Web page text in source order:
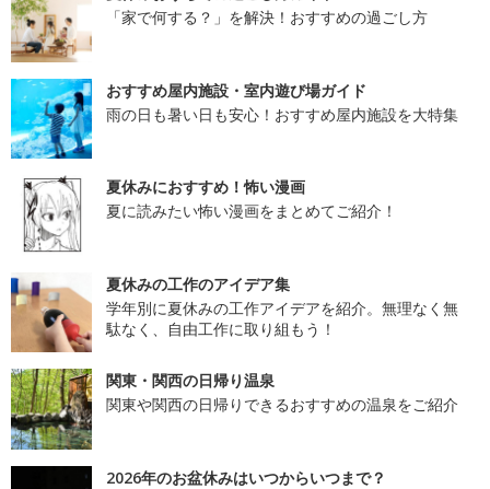
「家で何する？」を解決！おすすめの過ごし方
おすすめ屋内施設・室内遊び場ガイド
雨の日も暑い日も安心！おすすめ屋内施設を大特集
夏休みにおすすめ！怖い漫画
夏に読みたい怖い漫画をまとめてご紹介！
夏休みの工作のアイデア集
学年別に夏休みの工作アイデアを紹介。無理なく無
駄なく、自由工作に取り組もう！
関東・関西の日帰り温泉
関東や関西の日帰りできるおすすめの温泉をご紹介
2026年のお盆休みはいつからいつまで？